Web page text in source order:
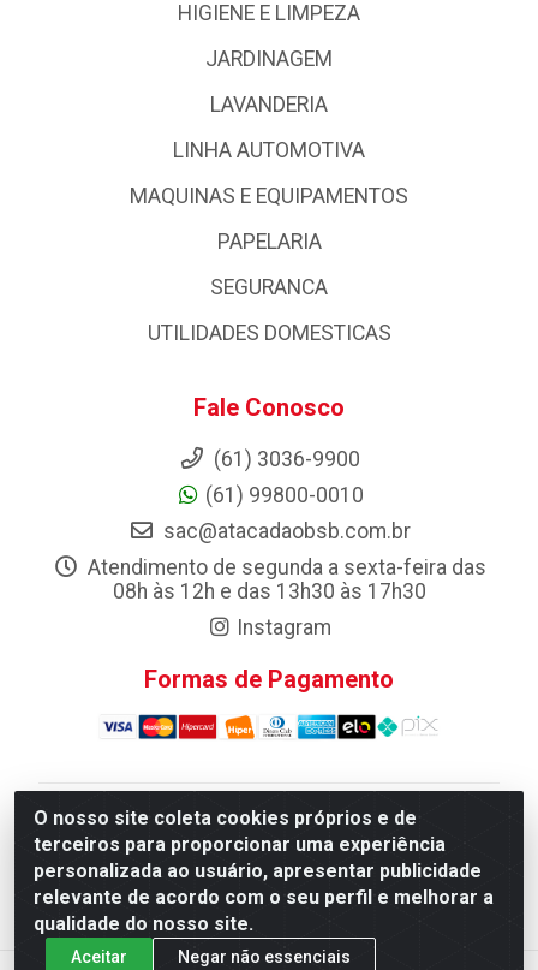
O nosso site coleta cookies próprios e de
terceiros para proporcionar uma experiência
personalizada ao usuário, apresentar publicidade
relevante de acordo com o seu perfil e melhorar a
qualidade do nosso site.
Aceitar Negar não essenciais
HIGIENE E LIMPEZA
JARDINAGEM
LAVANDERIA
LINHA AUTOMOTIVA
MAQUINAS E EQUIPAMENTOS
PAPELARIA
SEGURANCA
UTILIDADES DOMESTICAS
Fale Conosco
(61) 3036-9900
(61) 99800-0010
sac@atacadaobsb.com.br
Atendimento de segunda a sexta-feira das
08h às 12h e das 13h30 às 17h30
Instagram
Formas de Pagamento
Atacadao da Limpeza F. Pereira Queiroz Comercio e
Distribuicao LTDA - Quadra Qi 10 Lotes 39 e, 41 - Setor
Industrial (Taguatinga), Brasília/DF - CEP 72.135-100 -
CNPJ 13.184.675/0001-80